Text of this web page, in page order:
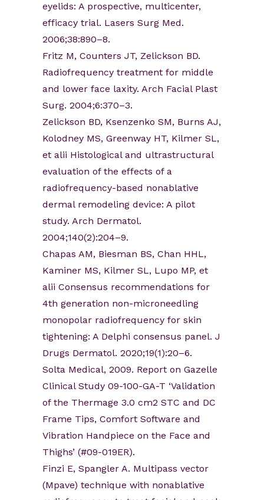
eyelids: A prospective, multicenter,
efficacy trial. Lasers Surg Med.
2006;38:890–8.
Fritz M, Counters JT, Zelickson BD.
Radiofrequency treatment for middle
and lower face laxity. Arch Facial Plast
Surg. 2004;6:370–3.
Zelickson BD, Ksenzenko SM, Burns AJ,
Kolodney MS, Greenway HT, Kilmer SL,
et alii Histological and ultrastructural
evaluation of the effects of a
radiofrequency-based nonablative
dermal remodeling device: A pilot
study. Arch Dermatol.
2004;140(2):204–9.
Chapas AM, Biesman BS, Chan HHL,
Kaminer MS, Kilmer SL, Lupo MP, et
alii Consensus recommendations for
4th generation non-microneedling
monopolar radiofrequency for skin
tightening: A Delphi consensus panel. J
Drugs Dermatol. 2020;19(1):20–6.
Solta Medical, 2009. Report on Gazelle
Clinical Study 09-100-GA-T ‘Validation
of the Thermage 3.0 cm2 STC and DC
Frame Tips, Comfort Software and
Vibration Handpiece on the Face and
Thighs’ (#09-019ER).
Finzi E, Spangler A. Multipass vector
(Mpave) technique with nonablative